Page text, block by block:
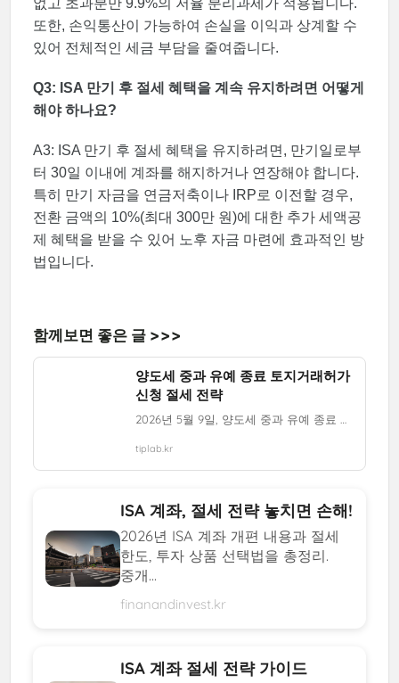
없고 초과분만 9.9%의 저율 분리과세가 적용됩니다.
또한, 손익통산이 가능하여 손실을 이익과 상계할 수
있어 전체적인 세금 부담을 줄여줍니다.
Q3: ISA 만기 후 절세 혜택을 계속 유지하려면 어떻게
해야 하나요?
A3: ISA 만기 후 절세 혜택을 유지하려면, 만기일로부
터 30일 이내에 계좌를 해지하거나 연장해야 합니다.
특히 만기 자금을 연금저축이나 IRP로 이전할 경우,
전환 금액의 10%(최대 300만 원)에 대한 추가 세액공
제 혜택을 받을 수 있어 노후 자금 마련에 효과적인 방
법입니다.
함께보면 좋은 글 >>>
양도세 중과 유예 종료 토지거래허가
신청 절세 전략
2026년 5월 9일, 양도세 중과 유예 종료 전 꼭 알아야 할 절세 전략과 정보를 확인하세요.
tiplab.kr
ISA 계좌, 절세 전략 놓치면 손해!
2026년 ISA 계좌 개편 내용과 절세
한도, 투자 상품 선택법을 총정리.
중개...
finanandinvest.kr
ISA 계좌 절세 전략 가이드